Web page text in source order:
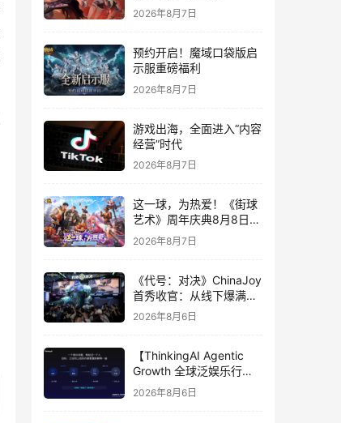
2026年8月7日
预约开启！魔域口袋版启
示服重磅福利
2026年8月7日
游戏出海，全面进入“内容
经营”时代
2026年8月7日
这一球，为热爱！《街球
艺术》周年庆典8月8日正
式上线，多重福利与全新
内容同步开启
2026年8月7日
《代号：对决》ChinaJoy
首秀收官：从线下爆满看
见玩家的真实期待
2026年8月6日
【ThinkingAI Agentic
Growth 全球泛娱乐行业
峰会】Agent 时代，人到
底负责什么
2026年8月6日